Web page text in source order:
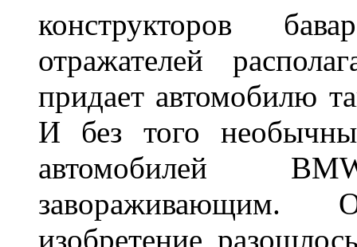
конструкторов
отражателей
придает автомобилю
И без того
автомобилей
завораживающим.
изобретение